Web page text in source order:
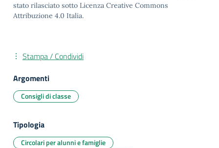
stato rilasciato sotto Licenza Creative Commons
Attribuzione 4.0 Italia.
Stampa / Condividi
Argomenti
Consigli di classe
Tipologia
Circolari per alunni e famiglie